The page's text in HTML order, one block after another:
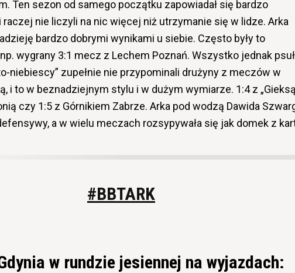
Ten sezon od samego początku zapowiadał się bardzo
raczej nie liczyli na nic więcej niż utrzymanie się w lidze. Arka
bardzo dobrymi wynikami u siebie. Często były to
wygrany 3:1 mecz z Lechem Poznań. Wszystko jednak
niebiescy” zupełnie nie przypominali drużyny z meczów w
i to w beznadziejnym stylu i w dużym wymiarze. 1:4 z
czy 1:5 z Górnikiem Zabrze. Arka pod wodzą Dawida
a w wielu meczach rozsypywała się jak domek z
#BBTARK
w rundzie jesiennej na wyjazdach: